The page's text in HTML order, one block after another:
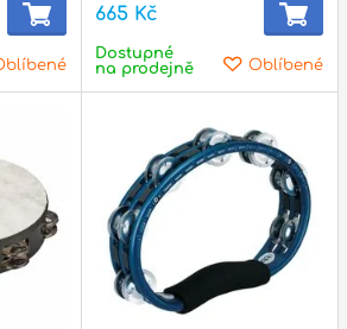
665 Kč
Oblíbené
Dostupné
na prodejně